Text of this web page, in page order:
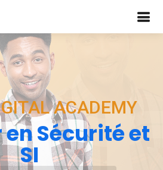
ACADEMY
Sécurité et
SI